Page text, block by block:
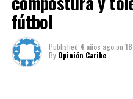
fútbol
Published 4 años agoon
By Opinión Caribe